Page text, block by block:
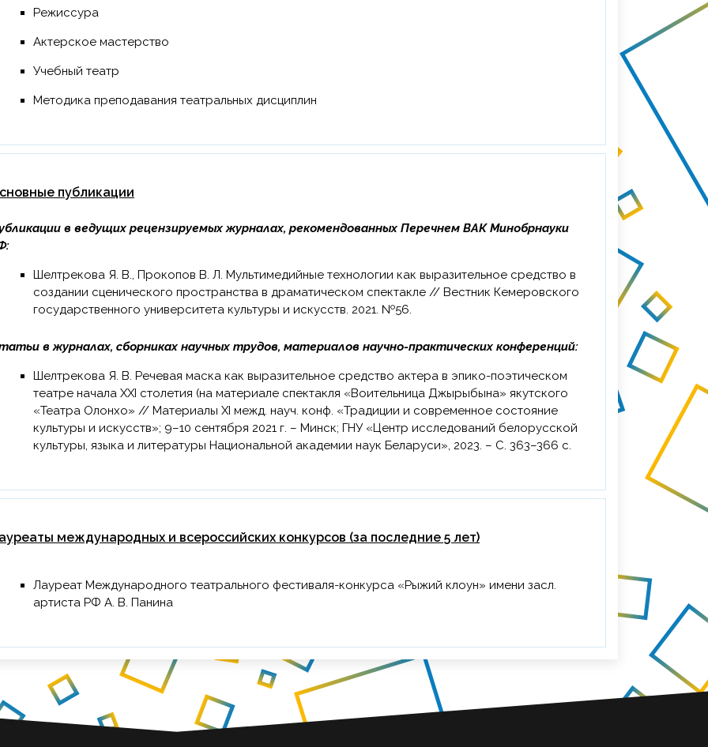
Режиссура
Актерское мастерство
Учебный театр
Методика преподавания театральных дисциплин
публикации
в ведущих рецензируемых журналах, рекомендованных Перечнем ВАК Минобрнауки
Шелтрекова Я. В., Прокопов В. Л. Мультимедийные технологии как выразительное средство в
создании сценического пространства в драматическом спектакле // Вестник Кемеровского
государственного университета культуры и искусств. 2021. №56.
в журналах, сборниках научных трудов, материалов научно-практических конференций:
Шелтрекова Я. В. Речевая маска как выразительное средство актера в эпико-поэтическом
театре начала XXI столетия (на материале спектакля «Воительница Джырыбына» якутского
«Театра Олонхо» // Материалы XI межд. науч. конф. «Традиции и современное состояние
культуры и искусств»; 9–10 сентября 2021 г. – Минск; ГНУ «Центр исследований белорусской
культуры, языка и литературы Национальной академии наук Беларуси», 2023. – С. 363–366 с.
международных и всероссийских конкурсов (за последние 5 лет)
Лауреат Международного театрального фестиваля-конкурса «Рыжий клоун» имени засл.
артиста РФ А. В. Панина